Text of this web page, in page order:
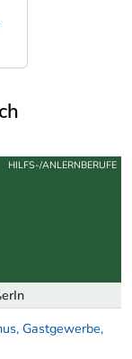
HILFS-/ANLERNBERUFE
Gastgewerbe,